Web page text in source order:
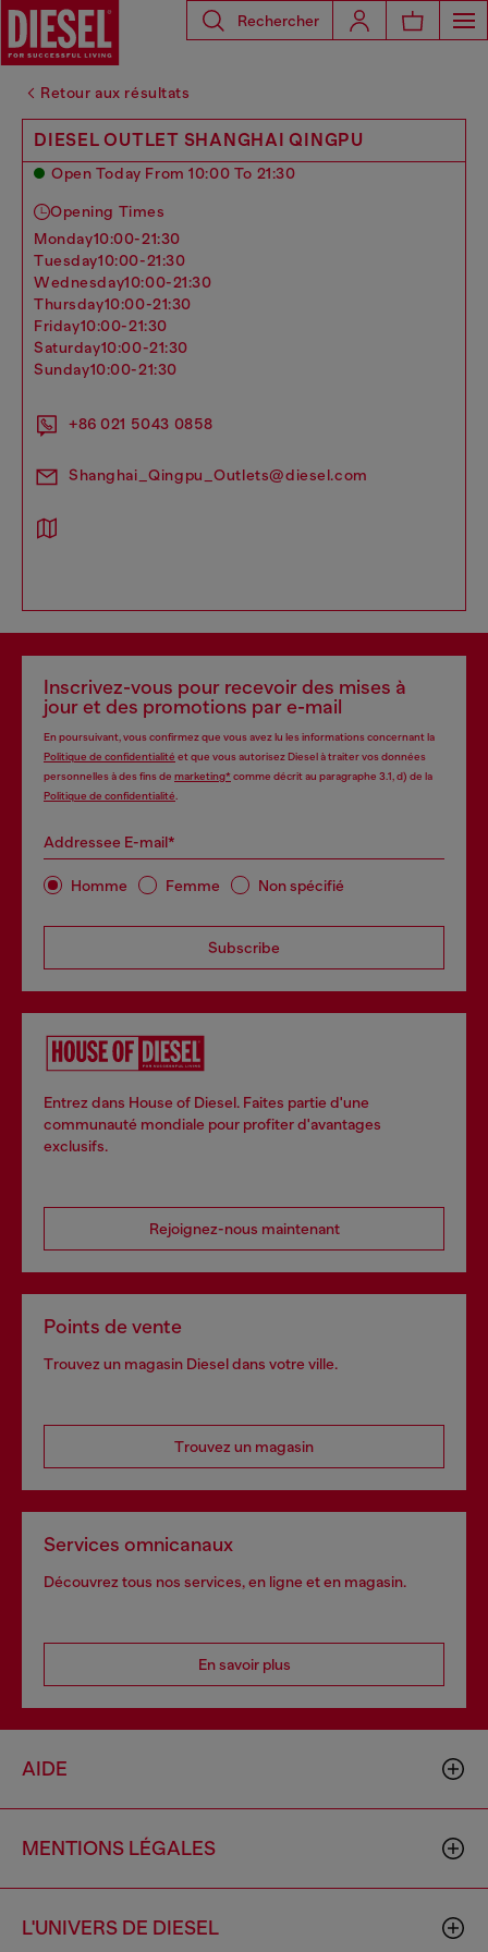
Rechercher
Retour aux résultats
DIESEL OUTLET SHANGHAI QINGPU
Open Today From 10:00 To 21:30
Opening Times
monday10:00-21:30
tuesday10:00-21:30
wednesday10:00-21:30
thursday10:00-21:30
friday10:00-21:30
saturday10:00-21:30
sunday10:00-21:30
+86 021 5043 0858
Shanghai_Qingpu_Outlets@diesel.com
Inscrivez-vous pour recevoir des mises à
jour et des promotions par e-mail
En poursuivant, vous confirmez que vous avez lu les informations concernant la
Politique de confidentialité et que vous autorisez Diesel à traiter vos données
personnelles à des fins de marketing*comme décrit au paragraphe 3.1, d) de la
Politique de confidentialité
Addressee E-mail*
Homme Femme Non spécifié
Subscribe
Entrez dans House of Diesel. Faites partie d'une
communauté mondiale pour profiter d'avantages
exclusifs.
Rejoignez-nous maintenant
Points de vente
Trouvez un magasin Diesel dans votre ville.
Trouvez un magasin
Services omnicanaux
Découvrez tous nos services, en ligne et en magasin.
En savoir plus
AIDE
MENTIONS LÉGALES
L'UNIVERS DE DIESEL